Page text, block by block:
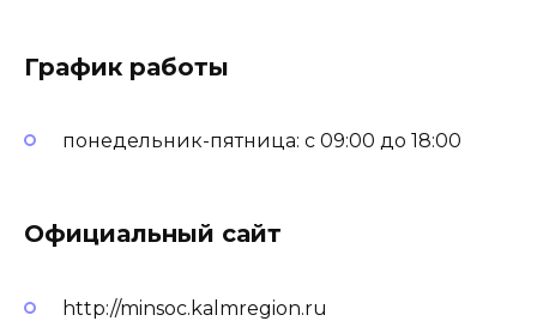
График работы
понедельник-пятница: с 09:00 до 18:00
Официальный сайт
http://minsoc.kalmregion.ru